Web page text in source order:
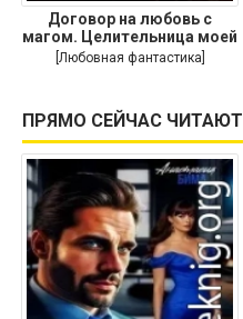
Договор на любовь с
магом. Целительница моей
души
[Любовная фантастика]
ПРЯМО СЕЙЧАС ЧИТАЮТ